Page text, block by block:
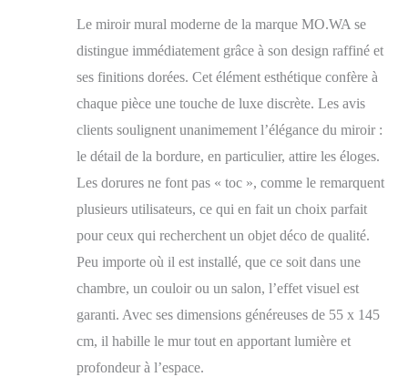
crochets D-ring en
acier inoxydable sont
permettre la fixation
au mur en toute
sécurité à la verticale
et horizontale.
L'emballage est soigné
dans les moindres
les livraisons aux
particuliers avec
l'utilisation de
Le style classique
intemporel rend ce
miroir adapté à tout
environnement, pour
Le miroir mural moderne de la marque MO.WA se
distingue immédiatement grâce à son design raffiné et
ses finitions dorées. Cet élément esthétique confère à
chaque pièce une touche de luxe discrète. Les avis
clients soulignent unanimement l’élégance du miroir :
le détail de la bordure, en particulier, attire les éloges.
Les dorures ne font pas « toc », comme le remarquent
plusieurs utilisateurs, ce qui en fait un choix parfait
pour ceux qui recherchent un objet déco de qualité.
Peu importe où il est installé, que ce soit dans une
chambre, un couloir ou un salon, l’effet visuel est
garanti. Avec ses dimensions généreuses de 55 x 145
cm, il habille le mur tout en apportant lumière et
profondeur à l’espace.